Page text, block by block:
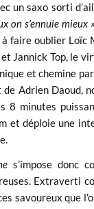
un saxo sorti
on s’ennuie mieux
faire oublier Loïc
Jannick Top, le
et chemine
de Adrien Daoud,
8 minutes
et déploie une
s’impose donc
Extraverti
savoureux que